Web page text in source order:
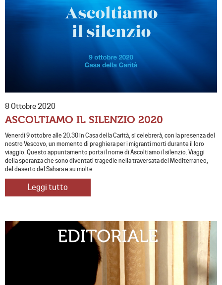
8 Ottobre 2020
ASCOLTIAMO IL SILENZIO 2020
Venerdì 9 ottobre alle 20.30 in Casa della Carità, si celebrerà, con la presenza del
nostro Vescovo, un momento di preghiera per i migranti morti durante il loro
viaggio. Questo appuntamento porta il nome di Ascoltiamo il silenzio. Viaggi
della speranza che sono diventati tragedie nella traversata del Mediterraneo,
del deserto del Sahara e su molte
Leggi tutto